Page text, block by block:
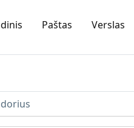
Paštas Verslas